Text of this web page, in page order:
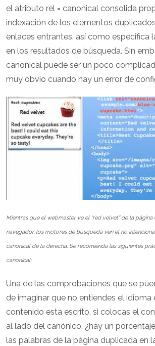
el atributo rel = canonical consolida
indexación de los elementos
enlaces entrantes, así como especifica
en los resultados de búsqueda. Sin
canonical puede ser un poco
muy obvio cuando hay un error de
Mientras que el webmaster ve el “red velvet” de la página
navegador, los motores de búsqueda ven el no
canonical de la derecha. Se recomienda las siguientes
canonical:
Una de las comprobaciones que se
de imaginar que no entiendes el idioma
contenido esta escrito, si colocas el
al lado del canónico, ¿hay un
las palabras de la página duplicada en